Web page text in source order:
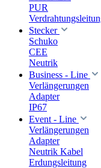
PUR
Stecker
Schuko
CEE
Neutrik
Business - Line
Verlängerungen
Adapter
IP67
Event - Line
Verlängerungen
Adapter
Neutrik Kabel
Erdungsleitung